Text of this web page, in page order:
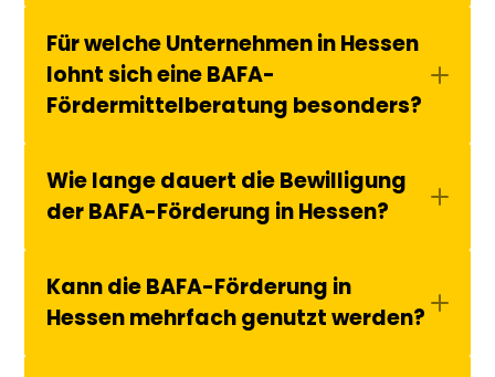
Für welche Unternehmen in Hessen
lohnt sich eine BAFA-
Fördermittelberatung besonders?
Wie lange dauert die Bewilligung
der BAFA-Förderung in Hessen?
Kann die BAFA-Förderung in
Hessen mehrfach genutzt werden?